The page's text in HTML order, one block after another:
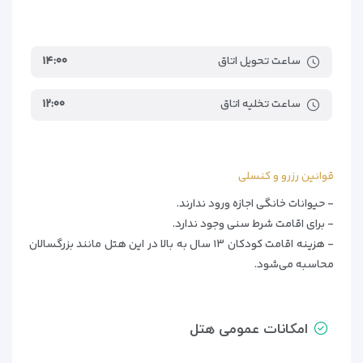
ساعت تحویل اتاق ۱۴:۰۰
ساعت تخلیه اتاق ۱۲:۰۰
قوانین رزرو و کنسلی
- حیوانات خانگی اجازه ورود ندارند.
- برای اقامت شرط سنی وجود ندارد.
- هزینه اقامت کودکان ۱۳ سال به بالا در این هتل مانند بزرگسالان
محاسبه می‌شود.
امکانات عمومی هتل